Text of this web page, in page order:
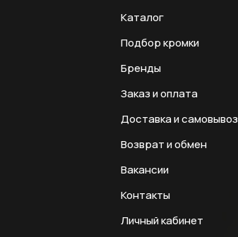
Каталог
Подбор кромки
Бренды
Заказ и оплата
Доставка и самовывоз
Возврат и обмен
Вакансии
Контакты
Личный кабинет